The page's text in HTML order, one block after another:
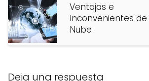
Ventajas e
Inconvenientes de
Nube
Deja una respuesta